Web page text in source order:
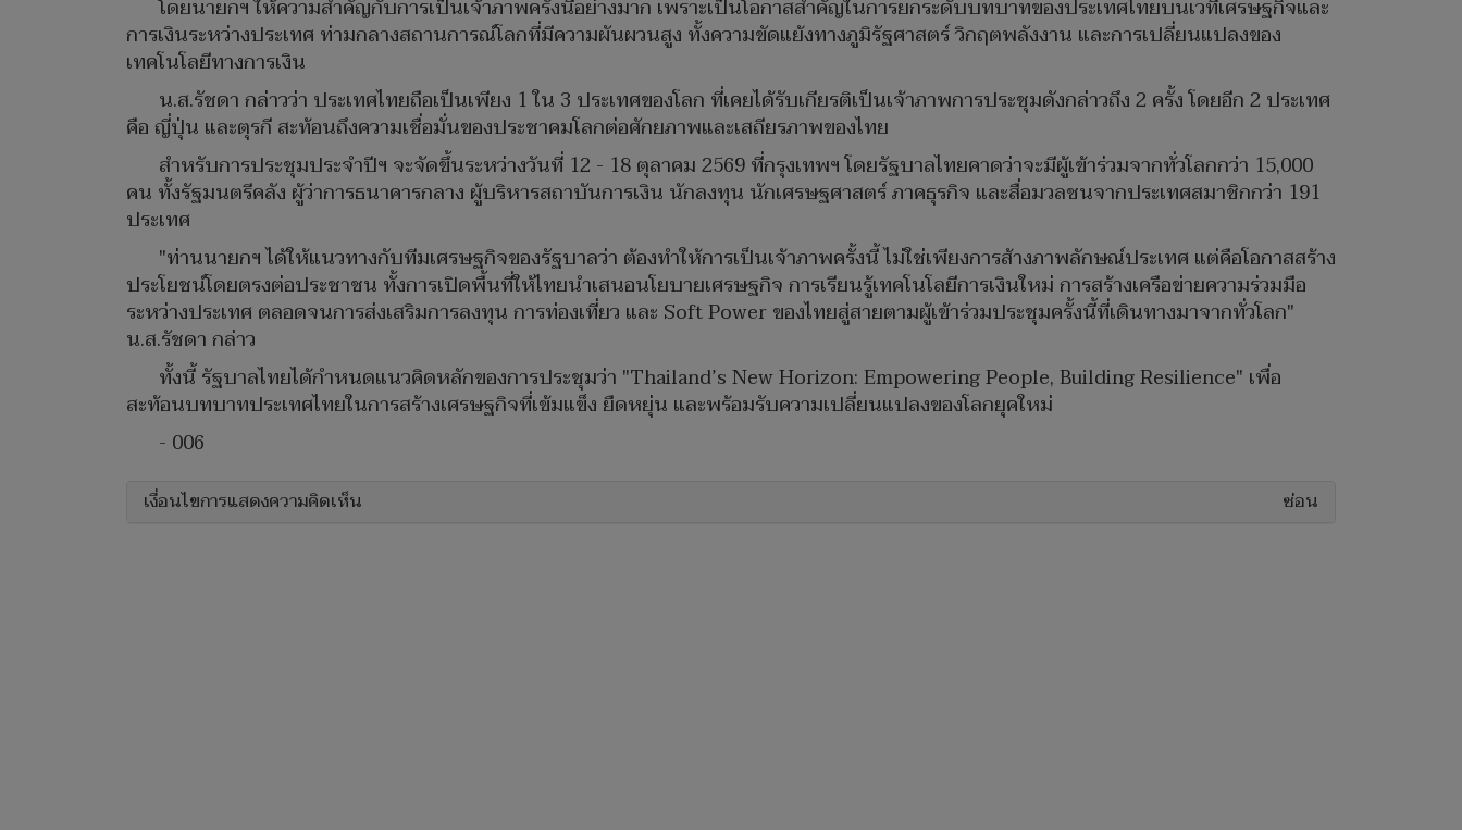
โดยนายกฯ ให้ความสำคัญกับการเป็นเจ้าภาพครั้งนี้อย่างมาก เพราะเป็นโอกาสสำคัญในการยกระดับบทบาทของประเทศไทยบนเวทีเศรษฐกิจและ
การเงินระหว่างประเทศ ท่ามกลางสถานการณ์โลกที่มีความผันผวนสูง ทั้งความขัดแย้งทางภูมิรัฐศาสตร์ วิกฤตพลังงาน และการเปลี่ยนแปลงของ
เทคโนโลยีทางการเงิน
น.ส.รัชดา กล่าวว่า ประเทศไทยถือเป็นเพียง 1 ใน 3 ประเทศของโลก ที่เคยได้รับเกียรติเป็นเจ้าภาพการประชุมดังกล่าวถึง 2 ครั้ง โดยอีก 2 ประเทศ
คือ ญี่ปุ่น และตุรกี สะท้อนถึงความเชื่อมั่นของประชาคมโลกต่อศักยภาพและเสถียรภาพของไทย
สำหรับการประชุมประจำปีฯ จะจัดขึ้นระหว่างวันที่ 12 - 18 ตุลาคม 2569 ที่กรุงเทพฯ โดยรัฐบาลไทยคาดว่าจะมีผู้เข้าร่วมจากทั่วโลกกว่า 15,000
คน ทั้งรัฐมนตรีคลัง ผู้ว่าการธนาคารกลาง ผู้บริหารสถาบันการเงิน นักลงทุน นักเศรษฐศาสตร์ ภาคธุรกิจ และสื่อมวลชนจากประเทศสมาชิกกว่า 191
ประเทศ
"ท่านนายกฯ ได้ให้แนวทางกับทีมเศรษฐกิจของรัฐบาลว่า ต้องทำให้การเป็นเจ้าภาพครั้งนี้ ไม่ใช่เพียงการส้างภาพลักษณ์ประเทศ แต่คือโอกาสสร้าง
ประโยชน์โดยตรงต่อประชาชน ทั้งการเปิดพื้นที่ให้ไทยนำเสนอนโยบายเศรษฐกิจ การเรียนรู้เทคโนโลยีการเงินใหม่ การสร้างเครือข่ายความร่วมมือ
ระหว่างประเทศ ตลอดจนการส่งเสริมการลงทุน การท่องเที่ยว และ Soft Power ของไทยสู่สายตามผู้เข้าร่วมประชุมครั้งนี้ที่เดินทางมาจากทั่วโลก"
น.ส.รัชดา กล่าว
ทั้งนี้ รัฐบาลไทยได้กำหนดแนวคิดหลักของการประชุมว่า "Thailand’s New Horizon: Empowering People, Building Resilience" เพื่อ
สะท้อนบทบาทประเทศไทยในการสร้างเศรษฐกิจที่เข้มแข็ง ยืดหยุ่น และพร้อมรับความเปลี่ยนแปลงของโลกยุคใหม่
- 006
เงื่อนไขการแสดงความคิดเห็น ซ่อน